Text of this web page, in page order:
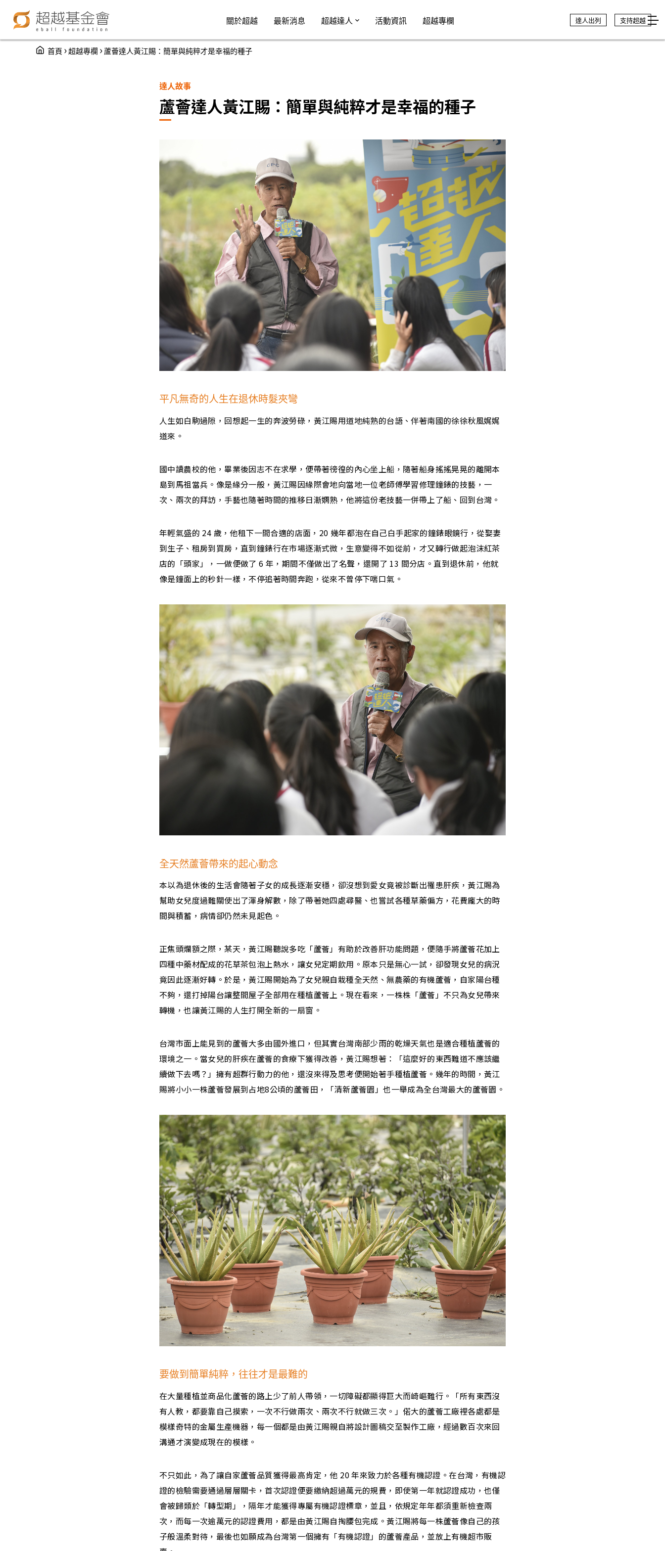
You are here
首頁 ›超越專欄 ›蘆薈達人黃江賜：簡單與純粹才是幸福的種子
達人故事
蘆薈達人黃江賜：簡單與純粹才是幸福的種子
平凡無奇的人生在退休時髮夾彎
人生如白駒過隙，回想起一生的奔波勞碌，黃江賜用道地純熟的台語、伴著南國的徐徐秋風娓娓
道來。
國中讀農校的他，畢業後因志不在求學，便帶著徬徨的內心坐上船，隨著船身搖搖晃晃的離開本
島到馬祖當兵。像是緣分一般，黃江賜因緣際會地向當地一位老師傅學習修理鐘錶的技藝，一
次、兩次的拜訪，手藝也隨著時間的推移日漸嫻熟，他將這份老技藝一併帶上了船、回到台灣。
年輕氣盛的 24 歲，他租下一間合適的店面，20 幾年都泡在自己白手起家的鐘錶眼鏡行，從娶妻
到生子、租房到買房，直到鐘錶行在市場逐漸式微，生意變得不如從前，才又轉行做起泡沫紅茶
店的「頭家」，一做便做了 6 年，期間不僅做出了名聲，還開了 13 間分店。直到退休前，他就
像是鐘面上的秒針一樣，不停追著時間奔跑，從來不曾停下喘口氣。
全天然蘆薈帶來的起心動念
本以為退休後的生活會隨著子女的成長逐漸安穩，卻沒想到愛女竟被診斷出罹患肝疾，黃江賜為
幫助女兒度過難關使出了渾身解數，除了帶著她四處尋醫、也嘗試各種草藥偏方，花費龐大的時
間與積蓄，病情卻仍然未見起色。
正焦頭爛額之際，某天，黃江賜聽說多吃「蘆薈」有助於改善肝功能問題，便隨手將蘆薈花加上
四種中藥材配成的花草茶包泡上熱水，讓女兒定期飲用。原本只是無心一試，卻發現女兒的病況
竟因此逐漸好轉。於是，黃江賜開始為了女兒親自栽種全天然、無農藥的有機蘆薈，自家陽台種
不夠，還打掉陽台讓整間屋子全部用在種植蘆薈上。現在看來，一株株「蘆薈」不只為女兒帶來
轉機，也讓黃江賜的人生打開全新的一扇窗。
台灣市面上能見到的蘆薈大多由國外進口，但其實台灣南部少雨的乾燥天氣也是適合種植蘆薈的
環境之一。當女兒的肝疾在蘆薈的食療下獲得改善，黃江賜想著：「這麼好的東西難道不應該繼
續做下去嗎？」擁有超群行動力的他，還沒來得及思考便開始著手種植蘆薈。幾年的時間，黃江
賜將小小一株蘆薈發展到占地8公頃的蘆薈田，「清新蘆薈園」也一舉成為全台灣最大的蘆薈園。
要做到簡單純粹，往往才是最難的
在大量種植並商品化蘆薈的路上少了前人帶領，一切障礙都顯得巨大而崎嶇難行。「所有東西沒
有人教，都要靠自己摸索，一次不行做兩次、兩次不行就做三次。」偌大的蘆薈工廠裡各處都是
模樣奇特的金屬生產機器，每一個都是由黃江賜親自將設計圖稿交至製作工廠，經過數百次來回
溝通才演變成現在的模樣。
不只如此，為了讓自家蘆薈品質獲得最高肯定，他 20 年來致力於各種有機認證。在台灣，有機認
證的檢驗需要通過層層關卡，首次認證便要繳納超過萬元的規費，即使第一年就認證成功，也僅
會被歸類於「轉型期」，隔年才能獲得專屬有機認證標章，並且，依規定年年都須重新檢查兩
次，而每一次逾萬元的認證費用，都是由黃江賜自掏腰包完成。黃江賜將每一株蘆薈像自己的孩
子般溫柔對待，最後也如願成為台灣第一個擁有「有機認證」的蘆薈產品，並放上有機超市販
關於超越 最新消息 超越達人 活動資訊 超越專欄 達人出列 支持超越